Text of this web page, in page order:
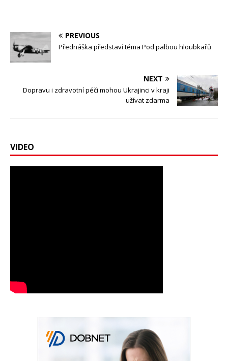
PREVIOUS
Přednáška představí téma Pod palbou hloubkařů
NEXT
Dopravu i zdravotní péči mohou Ukrajinci v kraji
užívat zdarma
VIDEO